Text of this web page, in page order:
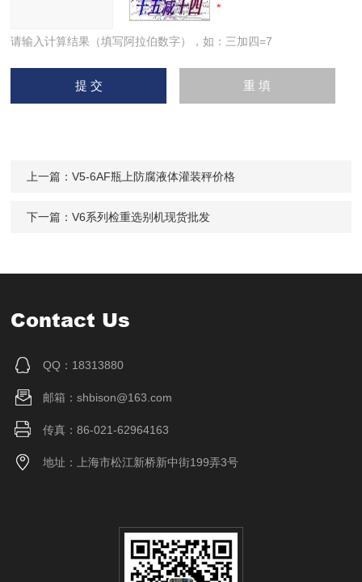
请输入计算结果（填写阿拉伯数字），如：三加四=7
上一篇：V5-6AF瓶上防腐液体灌装秤价格
下一篇：V6系列检重选别机现货批发
Contact Us
QQ：18313880
邮箱：shbison@163.com
传真：86-021-62964163
地址：上海市松江新桥新中街199弄3号